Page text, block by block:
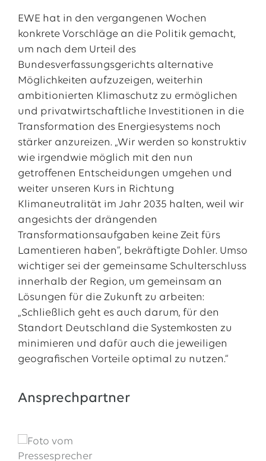
EWE hat in den vergangenen Wochen
konkrete Vorschläge an die Politik gemacht,
um nach dem Urteil des
Bundesverfassungsgerichts alternative
Möglichkeiten aufzuzeigen, weiterhin
ambitionierten Klimaschutz zu ermöglichen
und privatwirtschaftliche Investitionen in die
Transformation des Energiesystems noch
stärker anzureizen. „Wir werden so konstruktiv
wie irgendwie möglich mit den nun
getroffenen Entscheidungen umgehen und
weiter unseren Kurs in Richtung
Klimaneutralität im Jahr 2035 halten, weil wir
angesichts der drängenden
Transformationsaufgaben keine Zeit fürs
Lamentieren haben“, bekräftigte Dohler. Umso
wichtiger sei der gemeinsame Schulterschluss
innerhalb der Region, um gemeinsam an
Lösungen für die Zukunft zu arbeiten:
„Schließlich geht es auch darum, für den
Standort Deutschland die Systemkosten zu
minimieren und dafür auch die jeweiligen
geografischen Vorteile optimal zu nutzen.“
Ansprechpartner